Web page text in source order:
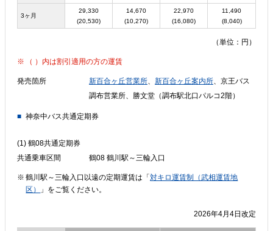
3ヶ月
29,330
(20,530)
14,670
(10,270)
22,970
(16,080)
11,490
(8,040)
（単位：円）
（ ）内は割引適用の方の運賃
発売箇所 新百合ヶ丘営業所、 新百合ヶ丘案内所、京王バス
調布営業所、勝文堂（調布駅北口パルコ2階）
神奈中バス共通定期券
(1) 鶴08共通定期券
共通乗車区間
鶴08 鶴川駅～三輪入口
鶴川駅～三輪入口以遠の定期運賃は「対キロ運賃制（武相運賃地
区）
」をご覧ください。
2026年4月4日改定